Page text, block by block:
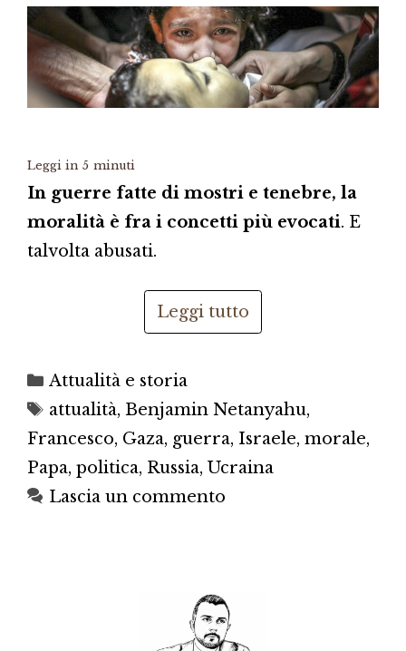
Leggi in 5 minuti
In guerre fatte di mostri e tenebre, la
moralità è fra i concetti più evocati. E
talvolta abusati.
Leggi tutto
Categorie
Attualità e storia
Tag
attualità, Benjamin Netanyahu,
Francesco, Gaza, guerra, Israele, morale,
Papa, politica, Russia, Ucraina
Lascia un commento